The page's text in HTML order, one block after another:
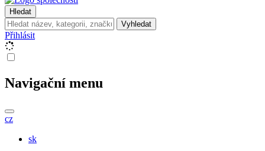
Hledat
Vyhledat
Přihlásit
Navigační menu
cz
sk